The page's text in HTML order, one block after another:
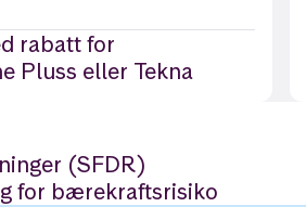
rabatt for
Pluss eller Tekna
(SFDR)
for bærekraftsrisiko